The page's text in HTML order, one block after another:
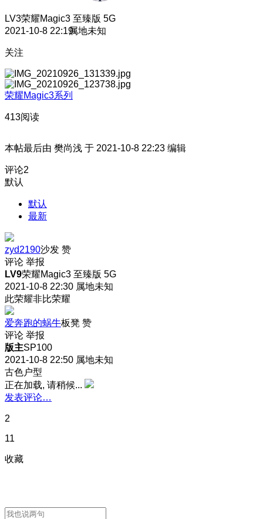
LV3荣耀Magic3 至臻版 5G
2021-10-8 22:19属地未知
关注
荣耀Magic3系列
413阅读
本帖最后由 樊尚浅 于 2021-10-8 22:23 编辑
评论2
默认
默认
最新
zyd2190沙发 赞
评论 举报
LV9荣耀Magic3 至臻版 5G
2021-10-8 22:30 属地未知
此荣耀非比荣耀
爱奔跑的蜗牛板凳 赞
评论 举报
版主SP100
2021-10-8 22:50 属地未知
古色户型
正在加载, 请稍候...
发表评论…
2
11
收藏